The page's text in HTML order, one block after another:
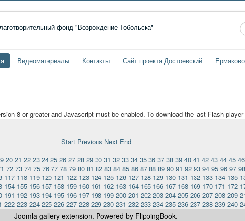
Видеоматериалы Контакты Сайт проекта Достоевский
8 or greater and Javascript must be enabled. To download the last Flash player
Start Previous Next End
20 21 22 23 24 25 26 27 28 29 30 31 32 33 34 35 36 37 38 39 40 41 42 43 44 45 46
72 73 74 75 76 77 78 79 80 81 82 83 84 85 86 87 88 89 90 91 92 93 94 95 96 97 98
117 118 119 120 121 122 123 124 125 126 127 128 129 130 131 132 133 134 135
154 155 156 157 158 159 160 161 162 163 164 165 166 167 168 169 170 171 172
191 192 193 194 195 196 197 198 199 200 201 202 203 204 205 206 207 208 209
222 223 224 225 226 227 228 229 230 231 232 233 234 235 236 237 238 239 240
Joomla gallery extension. Powered by FlippingBook.